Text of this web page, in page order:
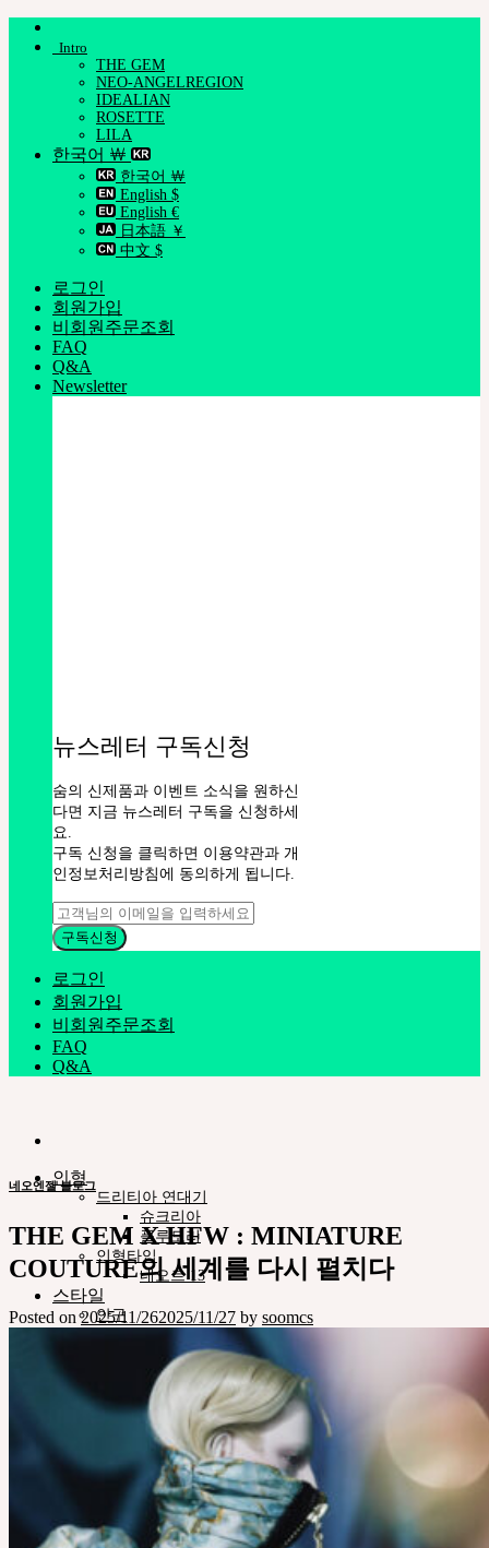
Skip
Intro
THE GEM
NEO-ANGELREGION
IDEALIAN
ROSETTE
LILA
한국어 ￦
한국어 ￦
English $
English €
日本語 ￥
中文 $
로그인
회원가입
비회원주문조회
FAQ
Q&A
Newsletter
뉴스레터 구독신청
숨의 신제품과 이벤트 소식을 원하신
다면 지금 뉴스레터 구독을 신청하세
요.
구독 신청을 클릭하면 이용약관과 개
인정보처리방침에 동의하게 됩니다.
로그인
회원가입
비회원주문조회
FAQ
Q&A
인형
드리티아 연대기
슈크리아
플루모리
인형타입
네오르 13
스타일
안구
스탠드ㆍ가방
메이크업용품
조립용품
커스텀용품
네오르-아카이브
Pet Doll
Timp
Nappy Choo
Rosette
Little Fair
네오엔젤 블로그
THE GEM X HFW : MINIATURE
COUTURE의 세계를 다시 펼치다
Posted on2025/11/262025/11/27 by soomcs